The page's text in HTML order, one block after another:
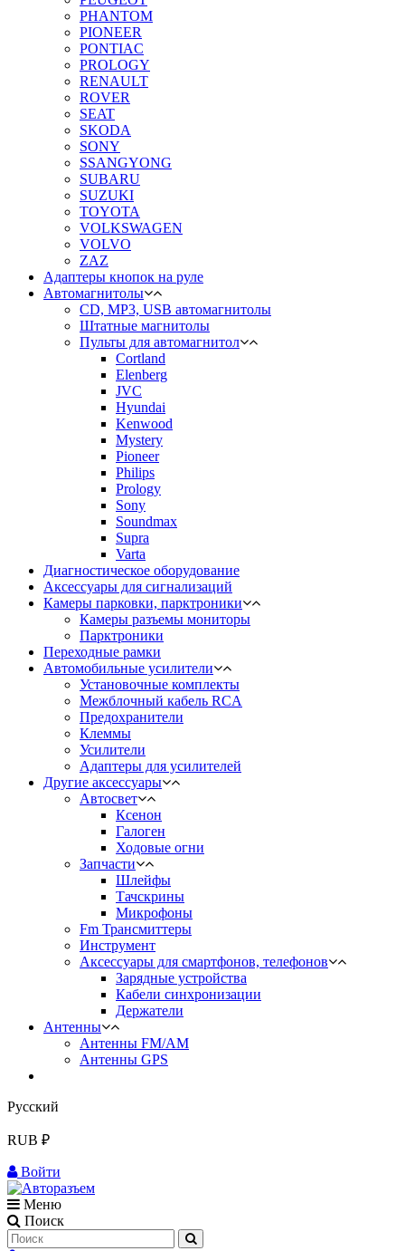
PHANTOM
PIONEER
PONTIAC
PROLOGY
RENAULT
ROVER
SEAT
SKODA
SONY
SSANGYONG
SUBARU
SUZUKI
TOYOTA
VOLKSWAGEN
VOLVO
ZAZ
Адаптеры кнопок на руле
Автомагнитолы
CD, MP3, USB автомагнитолы
Штатные магнитолы
Пульты для автомагнитол
Cortland
Elenberg
JVC
Hyundai
Kenwood
Mystery
Pioneer
Philips
Prology
Sony
Soundmax
Supra
Varta
Диагностическое оборудование
Аксессуары для сигнализаций
Камеры парковки, парктроники
Камеры разъемы мониторы
Парктроники
Переходные рамки
Автомобильные усилители
Установочные комплекты
Межблочный кабель RCA
Предохранители
Клеммы
Усилители
Адаптеры для усилителей
Другие аксессуары
Автосвет
Ксенон
Галоген
Ходовые огни
Запчасти
Шлейфы
Тачскрины
Микрофоны
Fm Трансмиттеры
Инструмент
Аксессуары для смартфонов, телефонов
Зарядные устройства
Кабели синхронизации
Держатели
Антенны
Антенны FM/AM
Антенны GPS
Русский
RUB ₽
Войти
Меню
Поиск